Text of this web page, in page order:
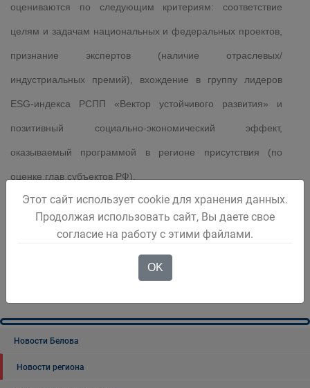
оцениваются по следующим критериям: соответствие
целям и задачам национальных и федеральных проектов,
признание экспертов (наличие отраслевых/
индустриальных премий), вхождение в группу лидеров
ESG-индекса РСПП «Вектор устойчивого развития» и
позитивный социально-экономический эффект,
оказываемый программой в регионе присутствия (по
оценке глав субъектов РФ).
Оператор Национальной премии «Наш вклад» – АНО
«Национальные приоритеты»
Новости Белова
Новости региона
Этот сайт использует cookie для хранения данных.
Продолжая использовать сайт, Вы даете свое
согласие на работу с этими файлами.
OK